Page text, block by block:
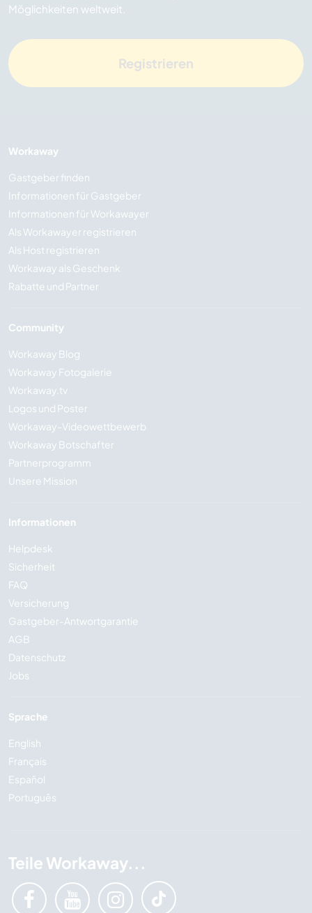
Möglichkeiten weltweit.
Registrieren
Workaway
Gastgeber finden
Informationen für Gastgeber
Informationen für Workawayer
Als Workawayer registrieren
Als Host registrieren
Workaway als Geschenk
Rabatte und Partner
Community
Workaway Blog
Workaway Fotogalerie
Workaway.tv
Logos und Poster
Workaway-Videowettbewerb
Workaway Botschafter
Partnerprogramm
Unsere Mission
Informationen
Helpdesk
Sicherheit
FAQ
Versicherung
Gastgeber-Antwortgarantie
AGB
Datenschutz
Jobs
Sprache
English
Français
Español
Português
Teile Workaway...